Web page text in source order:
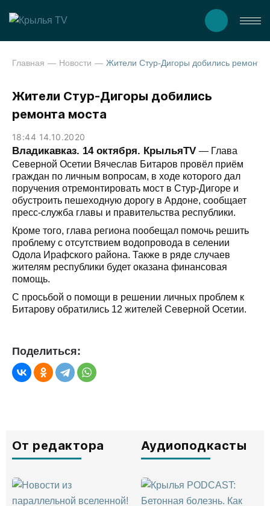
Главная Новости
Жители Стур-Дигоры добились
ремонта моста
18:44 14.10.2020
Владикавказ. 14 октября. КрыльяТV — Глава
Северной Осетии Вячеслав Битаров провёл приём
граждан по личным вопросам, в ходе которого дал
поручения отремонтировать мост в Стур-Дигоре и
обустроить пешеходную дорогу в Ардоне, сообщает
пресс-служба главы и правительства республики.
Кроме того, глава региона пообещал помочь решить
проблему с отсутствием водопровода в селении
Одола Ирафского района. Также в ряде случаев
жителям республики будет оказана финансовая
помощь.
С просьбой о помощи в решении личных проблем к
Битарову обратились 12 жителей Северной Осетии.
Поделиться:
От редактора Аудиоподкасты